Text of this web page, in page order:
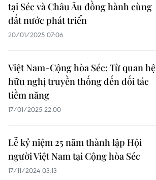
tại Séc và Châu Âu đồng hành cùng
đất nước phát triển
20/01/2025 07:06
Việt Nam-Cộng hòa Séc: Từ quan hệ
hữu nghị truyền thống đến đối tác
tiềm năng
17/01/2025 22:00
Lễ kỷ niệm 25 năm thành lập Hội
người Việt Nam tại Cộng hòa Séc
17/11/2024 03:13